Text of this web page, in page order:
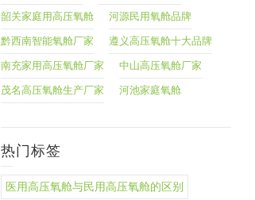
韶关家庭用高压氧舱 河源民用氧舱品牌
黔西南智能氧舱厂家 遵义高压氧舱十大品牌
南充家用高压氧舱厂家 中山高压氧舱厂家
茂名高压氧舱生产厂家 河池家庭氧舱
热门标签
医用高压氧舱与民用高压氧舱的区别